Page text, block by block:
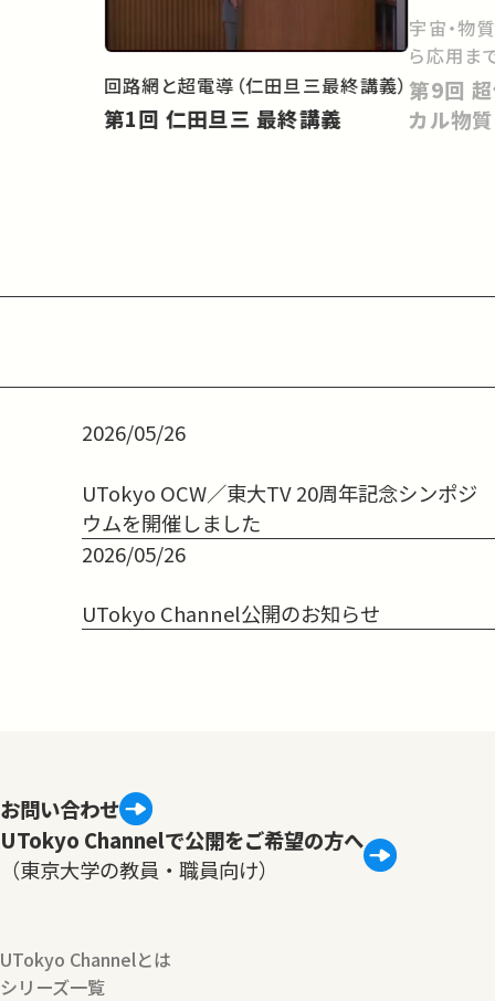
回路網と超電導（仁田旦三最終講義）
第1回 仁田旦三 最終講義
宇宙・物
ら応用ま
第9回 超伝導、強相関、トポロジ
カル物質
2026/05/26
UTokyo OCW／東大TV 20周年記念シンポジ
ウムを開催しました
2026/05/26
UTokyo Channel公開のお知らせ
お問い合わせ
UTokyo Channelで公開をご希望の方へ
（東京大学の教員・職員向け）
UTokyo Channelとは
シリーズ一覧